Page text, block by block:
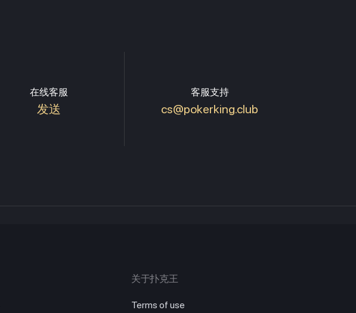
在线客服
发送
客服支持
cs@pokerking.club
关于扑克王
Terms of use